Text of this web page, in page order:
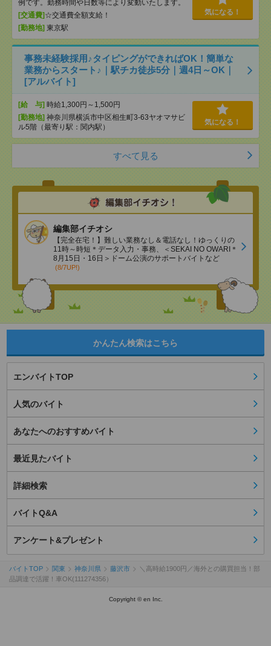
例です。勤務時間や日数等により変動いたします。
[交通費] ☆交通費全額支給！
[勤務地] 東京駅
気になる！
事務未経験採用♪タイピングができればOK！簡単な
業務からスタート♪｜駅チカ徒歩5分｜週4日～OK｜
[アルバイト]
[給 与] 時給1,300円～1,500円
[勤務地] 神奈川県横浜市中区相生町3-63ヤオマサビ
ル5階（最寄り駅：関内駅）
気になる！
すべて見る
編集部イチオシ
【完全在宅！】難しい業務なし＆電話なし！ゆっくりの
11時～時短＊データ入力・事務、＜SEKAI NO OWARI＊
8月15日・16日＞ドーム公演のサポートバイトなど
(8/7UP!)
かんたん検索はこちら
エンバイトTOP
人気のバイト
あなたへのおすすめバイト
最近見たバイト
詳細検索
バイトQ&A
アンケート&プレゼント
バイトTOP 関東 神奈川県 藤沢市
＼高時給1900円／海外との購買担当！部
品調達で活躍！車OK(111274356）
Copyright © en Inc.